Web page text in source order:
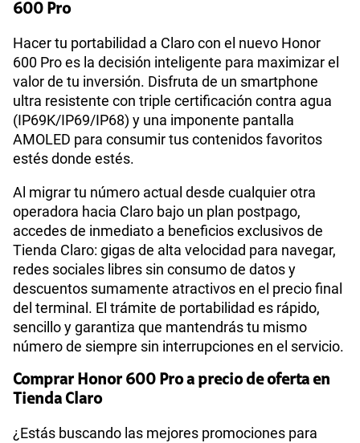
600 Pro
Hacer tu portabilidad a Claro con el nuevo Honor
600 Pro es la decisión inteligente para maximizar el
valor de tu inversión. Disfruta de un smartphone
ultra resistente con triple certificación contra agua
(IP69K/IP69/IP68) y una imponente pantalla
AMOLED para consumir tus contenidos favoritos
estés donde estés.
Al migrar tu número actual desde cualquier otra
operadora hacia Claro bajo un plan postpago,
accedes de inmediato a beneficios exclusivos de
Tienda Claro: gigas de alta velocidad para navegar,
redes sociales libres sin consumo de datos y
descuentos sumamente atractivos en el precio final
del terminal. El trámite de portabilidad es rápido,
sencillo y garantiza que mantendrás tu mismo
número de siempre sin interrupciones en el servicio.
Comprar Honor 600 Pro a precio de oferta en
Tienda Claro
¿Estás buscando las mejores promociones para